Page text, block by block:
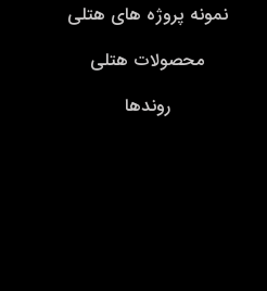
نمونه پروژه های هتلی
محصولات هتلی
روندها